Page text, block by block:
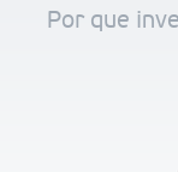
Por que